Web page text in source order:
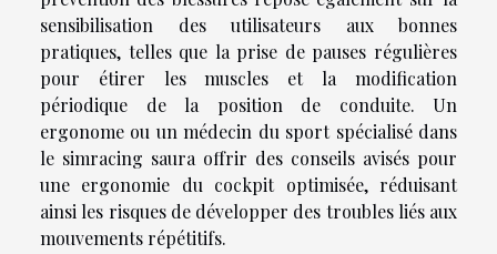
sensibilisation des utilisateurs aux bonnes
pratiques, telles que la prise de pauses régulières
pour étirer les muscles et la modification
périodique de la position de conduite. Un
ergonome ou un médecin du sport spécialisé dans
le simracing saura offrir des conseils avisés pour
une ergonomie du cockpit optimisée, réduisant
ainsi les risques de développer des troubles liés aux
mouvements répétitifs.